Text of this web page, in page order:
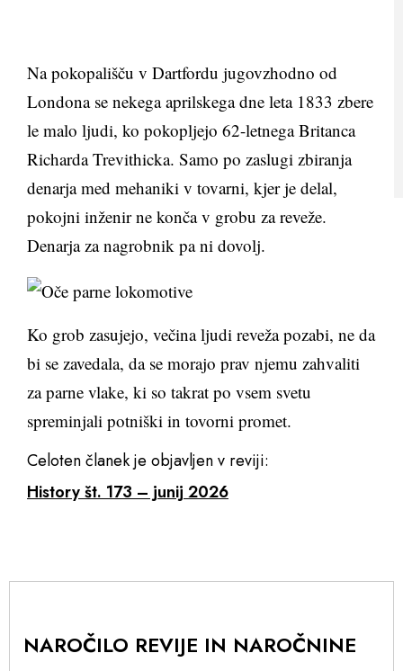
Na pokopališču v Dartfordu jugovzhodno od
Londona se nekega aprilskega dne leta 1833 zbere
le malo ljudi, ko pokopljejo 62-letnega Britanca
Richarda Trevithicka. Samo po zaslugi zbiranja
denarja med mehaniki v tovarni, kjer je delal,
pokojni inženir ne konča v grobu za reveže.
Denarja za nagrobnik pa ni dovolj.
Ko grob zasujejo, večina ljudi reveža pozabi, ne da
bi se zavedala, da se morajo prav njemu zahvaliti
za parne vlake, ki so takrat po vsem svetu
spreminjali potniški in tovorni promet.
Celoten članek je objavljen v reviji:
History št. 173 – junij 2026
NAROČILO REVIJE IN NAROČNINE